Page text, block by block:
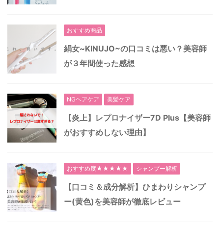
おすすめ商品
絹女~KINUJO~の口コミは悪い？美容師
が３年間使った感想
NGヘアケア 美髪ケア
【炎上】レプロナイザー7D Plus【美容師
がおすすめしない理由】
おすすめ度★★★★★ シャンプー解析
【口コミ＆成分解析】ひまわりシャンプ
ー(黄色)を美容師が徹底レビュー